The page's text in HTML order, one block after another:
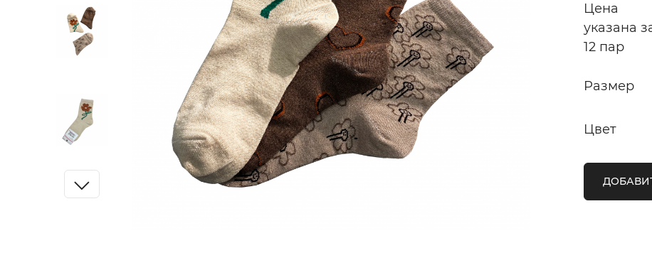
Цена
указана
12 пар
Размер
Цвет